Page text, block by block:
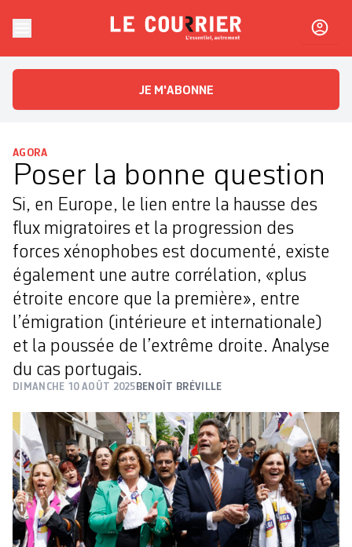
Le CourrierL'essentiel, autrement
JE M'ABONNE
AGORA
Poser la bonne question
Si, en Europe, le lien entre la hausse des
flux migratoires et la progression des
forces xénophobes est documenté, existe
également une autre corrélation, «plus
étroite encore que la première», entre
l’émigration (intérieure et internationale)
et la poussée de l’extrême droite. Analyse
du cas portugais.
DIMANCHE 10 AOÛT 2025 BENOÎT BRÉVILLE